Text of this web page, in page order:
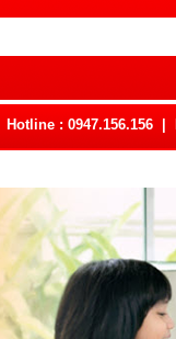
Hotline : 0947.156.156